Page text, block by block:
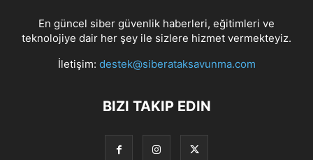
En güncel siber güvenlik haberleri, eğitimleri ve
teknolojiye dair her şey ile sizlere hizmet vermekteyiz.
İletişim: destek@siberataksavunma.com
BIZI TAKIP EDIN